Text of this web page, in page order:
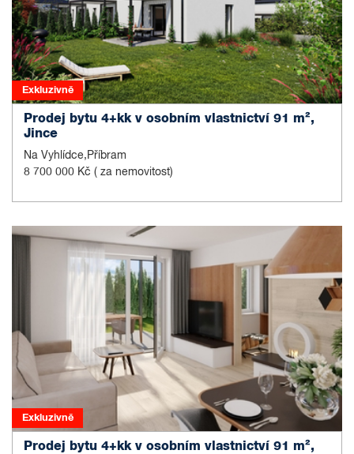
Exkluzivně
Prodej bytu 4+kk v osobním vlastnictví 91 m²,
Jince
Na Vyhlídce,Příbram
8 700 000 Kč ( za nemovitost)
Exkluzivně
Prodej bytu 4+kk v osobním vlastnictví 91 m²,